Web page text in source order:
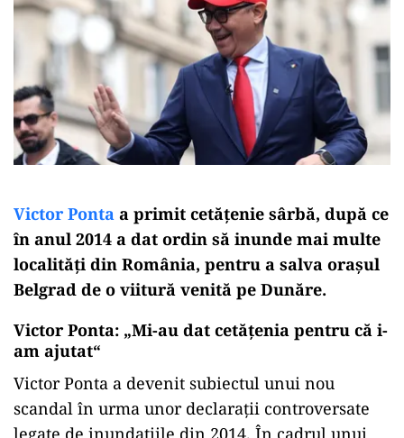
Victor Ponta a primit cetăţenie sârbă, după ce
în anul 2014 a dat ordin să inunde mai multe
localităţi din România, pentru a salva oraşul
Belgrad de o viitură venită pe Dunăre.
Victor Ponta: „Mi-au dat cetățenia pentru că i-
am ajutat“
Victor Ponta a devenit subiectul unui nou
scandal în urma unor declarații controversate
legate de inundațiile din 2014. În cadrul unui